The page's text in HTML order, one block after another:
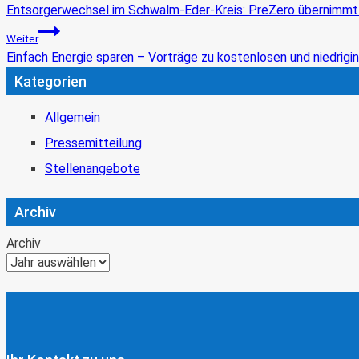
Entsorgerwechsel im Schwalm-Eder-Kreis: PreZero
Weiter
Einfach Energie sparen – Vorträge zu kostenlosen und
Kategorien
Allgemein
Pressemitteilung
Stellenangebote
Archiv
Archiv